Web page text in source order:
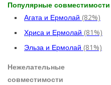
Популярные совместимости
Агата и Ермолай (82%)
Хриса и Ермолай (81%)
Эльза и Ермолай (81%)
Нежелательные
совместимости